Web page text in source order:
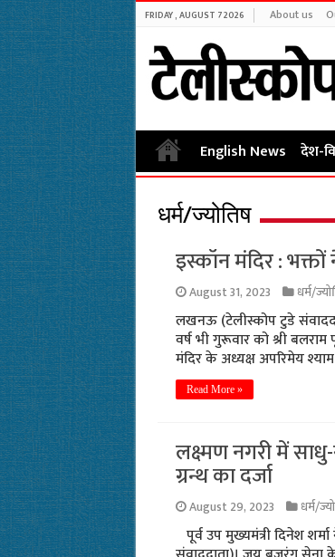
FRIDAY , AUGUST 7 2026 About us
English News देश-
धर्म/ज्योतिष
इस्कॉन मंदिर : भक्तों
August 31, 2023 धर्म/
लखनऊ (टेलीस्कोप टुडे
वर्ष भी गुरूवार को श्री
मंदिर के अध्यक्ष अपरिमेय
Read More »
लक्ष्मण नगरी में साधु-
ग्रन्थ का दर्जा
August 29, 2023 धर्म/
पूर्व उप मुख्यमंत्री दिनेश